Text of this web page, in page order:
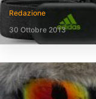
Redazione
30 Ottobre 2013